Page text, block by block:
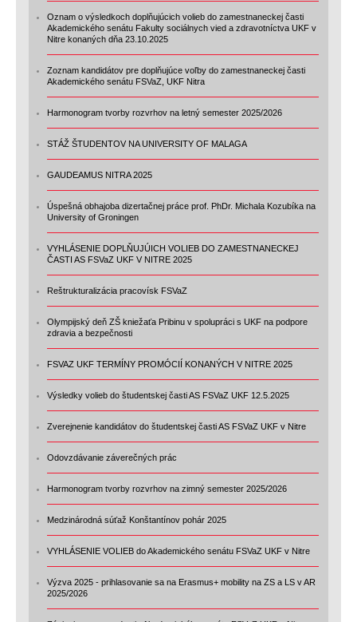
Oznam o výsledkoch doplňujúcich volieb do zamestnaneckej časti
Akademického senátu Fakulty sociálnych vied a zdravotníctva UKF v
Nitre konaných dňa 23.10.2025
Zoznam kandidátov pre doplňujúce voľby do zamestnaneckej časti
Akademického senátu FSVaZ, UKF Nitra
Harmonogram tvorby rozvrhov na letný semester 2025/2026
STÁŽ ŠTUDENTOV NA UNIVERSITY OF MALAGA
GAUDEAMUS NITRA 2025
Úspešná obhajoba dizertačnej práce prof. PhDr. Michala Kozubíka na
University of Groningen
VYHLÁSENIE DOPLŇUJÚICH VOLIEB DO ZAMESTNANECKEJ
ČASTI AS FSVaZ UKF V NITRE 2025
Reštrukturalizácia pracovísk FSVaZ
Olympijský deň ZŠ kniežaťa Pribinu v spolupráci s UKF na podpore
zdravia a bezpečnosti
FSVAZ UKF TERMÍNY PROMÓCIÍ KONANÝCH V NITRE 2025
Výsledky volieb do študentskej časti AS FSVaZ UKF 12.5.2025
Zverejnenie kandidátov do študentskej časti AS FSVaZ UKF v Nitre
Odovzdávanie záverečných prác
Harmonogram tvorby rozvrhov na zimný semester 2025/2026
Medzinárodná súťaž Konštantínov pohár 2025
VYHLÁSENIE VOLIEB do Akademického senátu FSVaZ UKF v Nitre
Výzva 2025 - prihlasovanie sa na Erasmus+ mobility na ZS a LS v AR
2025/2026